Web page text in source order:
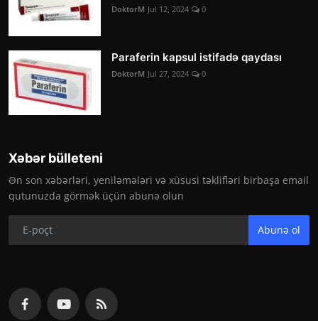
DoktorM Jul 12, 2024 0
Paraferin kapsul istifadə qaydası
DoktorM Jul 27, 2024 0
Xəbər bülleteni
Ən son xəbərləri, yeniləmələri və xüsusi təklifləri birbaşa email
qutunuzda görmək üçün abunə olun
Abunə ol